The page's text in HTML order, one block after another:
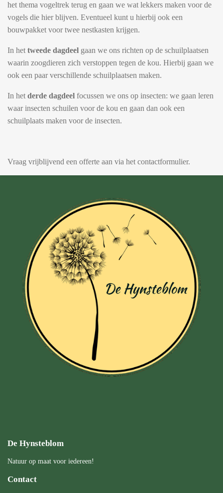
het thema vogeltrek terug en gaan we wat lekkers maken voor de
vogels die hier blijven. Eventueel kunt u hierbij ook een
bouwpakket voor twee nestkasten krijgen.
In het tweede dagdeel gaan we ons richten op de schuilplaatsen
waarin zoogdieren zich verstoppen tegen de kou. Hierbij gaan we
ook een paar verschillende schuilplaatsen maken.
In het derde dagdeel focussen we ons op insecten: we gaan leren
waar insecten schuilen voor de kou en gaan dan ook een
schuilplaats maken voor de insecten.
Vraag vrijblijvend een offerte aan via het contactformulier.
De Hynsteblom
Natuur op maat voor iedereen!
Contact